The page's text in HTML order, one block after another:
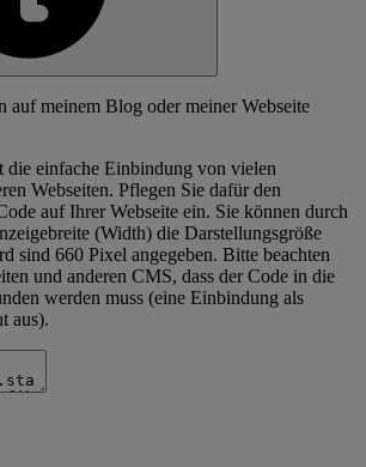
meinem Blog oder meiner Webseite
die einfache Einbindung von vielen
Webseiten. Pflegen Sie dafür den
auf Ihrer Webseite ein. Sie können durch
(Width) die Darstellungsgröße
sind 660 Pixel angegeben. Bitte beachten
und anderen CMS, dass der Code in die
werden muss (eine Einbindung als
aus).